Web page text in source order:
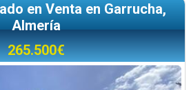
en Venta en Garrucha,
Almería
265.500€